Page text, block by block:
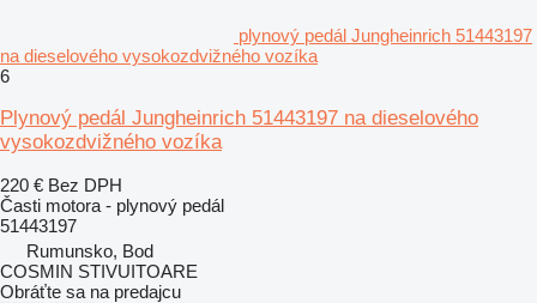
plynový pedál Jungheinrich 51443197
na dieselového vysokozdvižného vozíka
6
Plynový pedál Jungheinrich 51443197 na dieselového
vysokozdvižného vozíka
220 € Bez DPH
Časti motora - plynový pedál
51443197
Rumunsko, Bod
COSMIN STIVUITOARE
Obráťte sa na predajcu